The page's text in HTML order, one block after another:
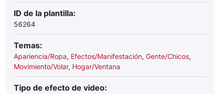
ID de la plantilla:
56264
Temas:
Apariencia/Ropa, Efectos/Manifestación, Gente/Chicos,
Movimiento/Volar, Hogar/Ventana
Tipo de efecto de video: